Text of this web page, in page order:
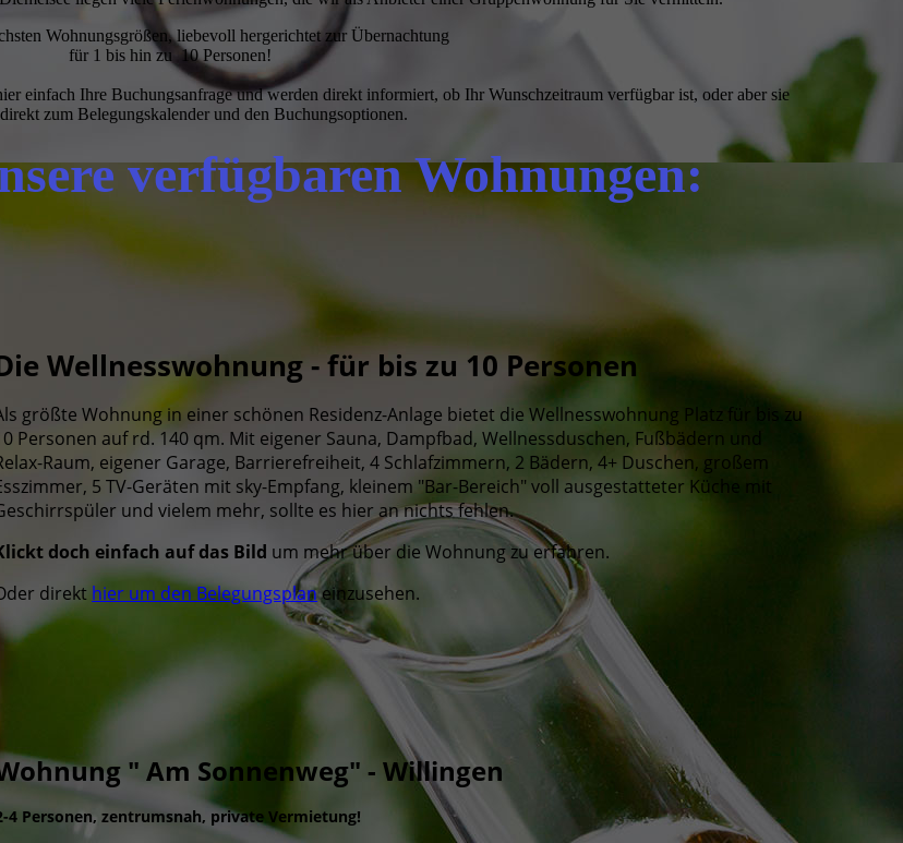
Wohnungsgrößen, liebevoll hergerichtet zur Übernachtung
für 1 bis hin zu 10 Personen!
einfach Ihre Buchungsanfrage und werden direkt informiert, ob Ihr Wunschzeitraum verfügbar ist, oder aber sie
zum Belegungskalender und den Buchungsoptionen.
verfügbaren Wohnungen:
Wellnesswohnung - für bis zu 10 Personen
größte Wohnung in einer schönen Residenz-Anlage bietet die Wellnesswohnung Platz für bis zu
Personen auf rd. 140 qm. Mit eigener Sauna, Dampfbad, Wellnessduschen, Fußbädern und
Raum, eigener Garage, Barrierefreiheit, 4 Schlafzimmern, 2 Bädern, 4+ Duschen, großem
5 TV-Geräten mit sky-Empfang, kleinem "Bar-Bereich" voll ausgestatteter Küche mit
und vielem mehr, sollte es hier an nichts fehlen.
doch einfach auf das Bild um mehr über die Wohnung zu erfahren.
direkt hier um den Belegungsplaneinzusehen.
" Am Sonnenweg" - Willingen
4 Personen, zentrumsnah, private Vermietung!